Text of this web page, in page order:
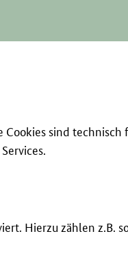
sind
Hierzu zählen z.B.